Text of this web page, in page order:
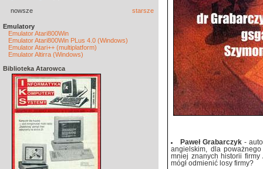
nowsze starsze
Emulatory
Emulator Atari800Win
Emulator Atari800Win PLus 4.0 (Windows)
Emulator Atari++ (multiplatform)
Emulator Altirra (Windows)
Biblioteka Atarowca
Paweł Grabarczyk -
angielskim, dla
mniej znanych historii
mógł odmienić losy firmy?